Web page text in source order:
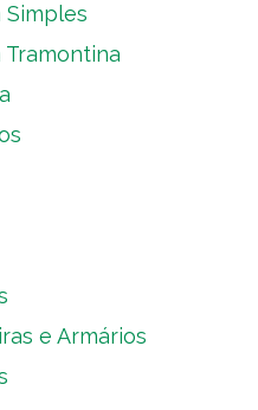
Simples
Tramontina
e Armários